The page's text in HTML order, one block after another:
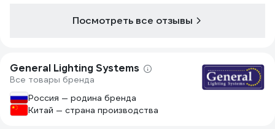
Посмотреть все отзывы
General Lighting Systems
Все товары бренда
Россия — родина бренда
Китай — страна производства